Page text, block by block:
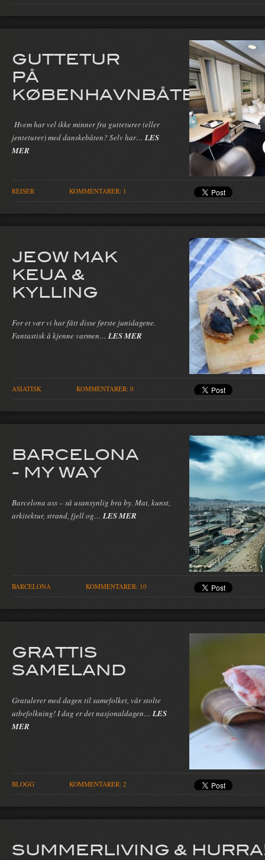
GUTTETUR
PÅ
KØBENHAVNBÅTEN
Hvem har vel ikke minner fra gutteturer (eller
jenteturer) med danskebåten? Selv har… LES
MER
REISER KOMMENTARER: 1
JEOW MAK
KEUA &
KYLLING
For et vær vi har fått disse første junidagene.
Fantastisk å kjenne varmen… LES MER
ASIATISK KOMMENTARER: 0
BARCELONA
- MY WAY
Barcelona ass – så usansynlig bra by. Mat, kunst,
arkitektur, strand, fjell og… LES MER
BARCELONA KOMMENTARER: 10
GRATTIS
SAMELAND
Gratulerer med dagen til samefolket, vår stolte
utbefolkning! I dag er det nasjonaldagen… LES
MER
BLOGG KOMMENTARER: 2
SUMMERLIVING &